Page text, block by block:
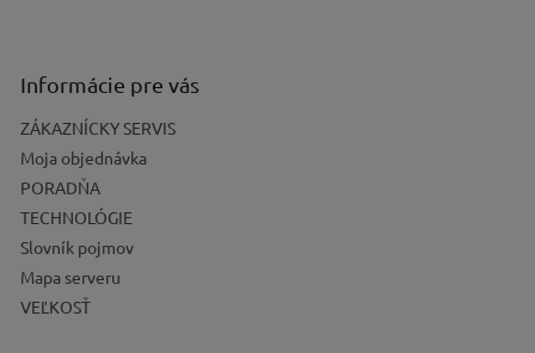
Informácie pre vás
ZÁKAZNÍCKY SERVIS
Moja objednávka
PORADŇA
TECHNOLÓGIE
Slovník pojmov
Mapa serveru
VEĽKOSŤ